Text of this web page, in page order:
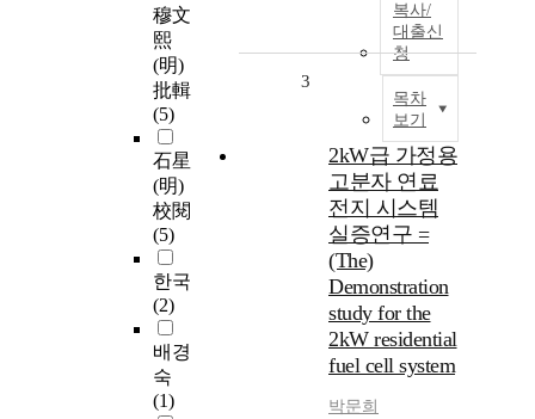
穆文
熙
(明)
批輯
(5)
石星
(明)
校閱
(5)
한국
(2)
배경
숙
(1)
복사/
대출신
청
목차
보기
3
2kW급 가정용
고분자 연료
전지 시스템
실증연구 =
(The)
Demonstration
study for the
2kW residential
fuel cell system
박문희